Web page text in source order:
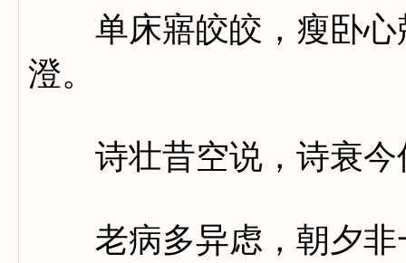
单床寤皎皎，瘦卧心
澄。
诗壮昔空说，诗衰今
老病多异虑，朝夕非